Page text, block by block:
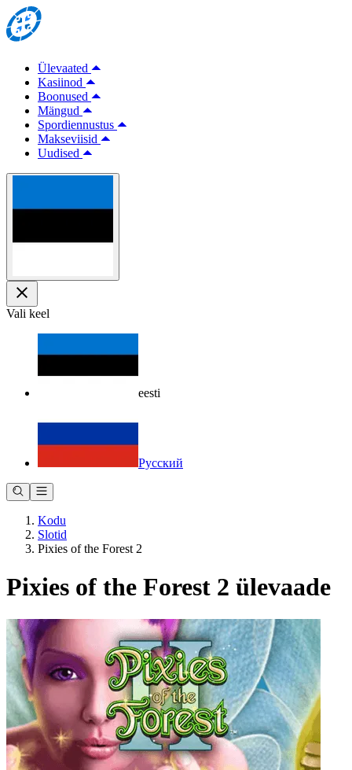
Ülevaated
Kasiinod
Boonused
Mängud
Spordiennustus
Makseviisid
Uudised
Vali keel
eesti
Русский
Kodu
Slotid
Pixies of the Forest 2
Pixies of the Forest 2 ülevaade